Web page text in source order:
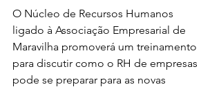
O Núcleo de Recursos Humanos
ligado à Associação Empresarial de
Maravilha promoverá um treinamento
para discutir como o RH de empresas
pode se preparar para as novas